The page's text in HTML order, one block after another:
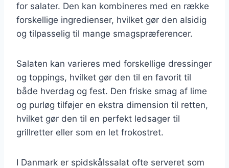
for salater. Den kan kombineres med en række
forskellige ingredienser, hvilket gør den alsidig
og tilpasselig til mange smagspræferencer.
Salaten kan varieres med forskellige dressinger
og toppings, hvilket gør den til en favorit til
både hverdag og fest. Den friske smag af lime
og purløg tilføjer en ekstra dimension til retten,
hvilket gør den til en perfekt ledsager til
grillretter eller som en let frokostret.
I Danmark er spidskålssalat ofte serveret som